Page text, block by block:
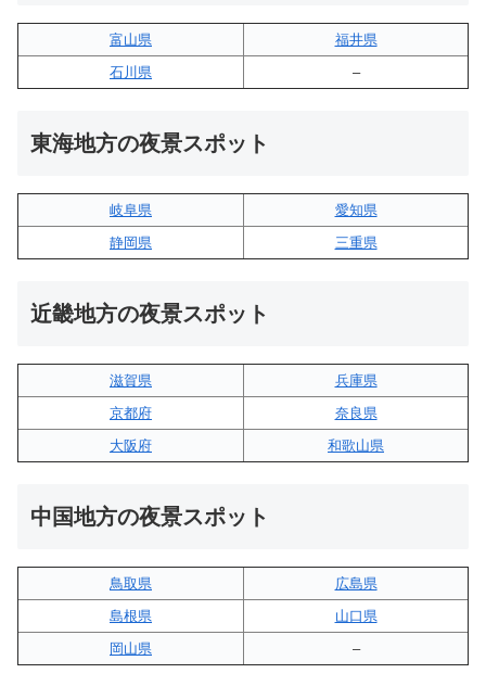
富山県
福井県
石川県
–
東海地方の夜景スポット
岐阜県
愛知県
静岡県
三重県
近畿地方の夜景スポット
滋賀県
兵庫県
京都府
奈良県
大阪府
和歌山県
中国地方の夜景スポット
鳥取県
広島県
島根県
山口県
岡山県
–